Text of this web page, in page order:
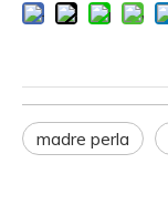
madre perla